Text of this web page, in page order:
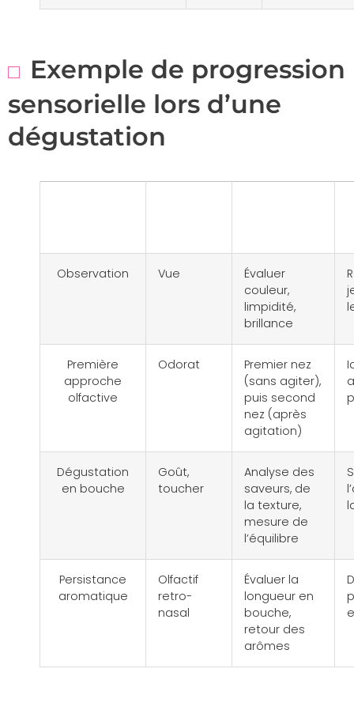
Exemple de progression
sensorielle lors d’une
dégustation
Observation Vue
Évaluer
couleur,
limpidité,
brillance
Première
approche
olfactive
Odorat
Premier nez
(sans agiter),
puis second
nez (après
agitation)
Dégustation
en bouche
Goût,
toucher
Analyse des
saveurs, de
la texture,
mesure de
l’équilibre
Persistance
aromatique
Olfactif
retro-
nasal
Évaluer la
longueur en
bouche,
retour des
arômes